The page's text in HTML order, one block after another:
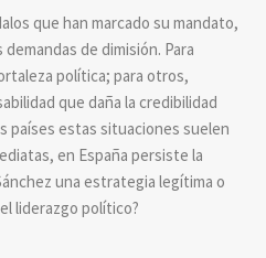
que han marcado su mandato,
de dimisión. Para
política; para otros,
que daña la credibilidad
países estas situaciones suelen
en España persiste la
una estrategia legítima o
liderazgo político?